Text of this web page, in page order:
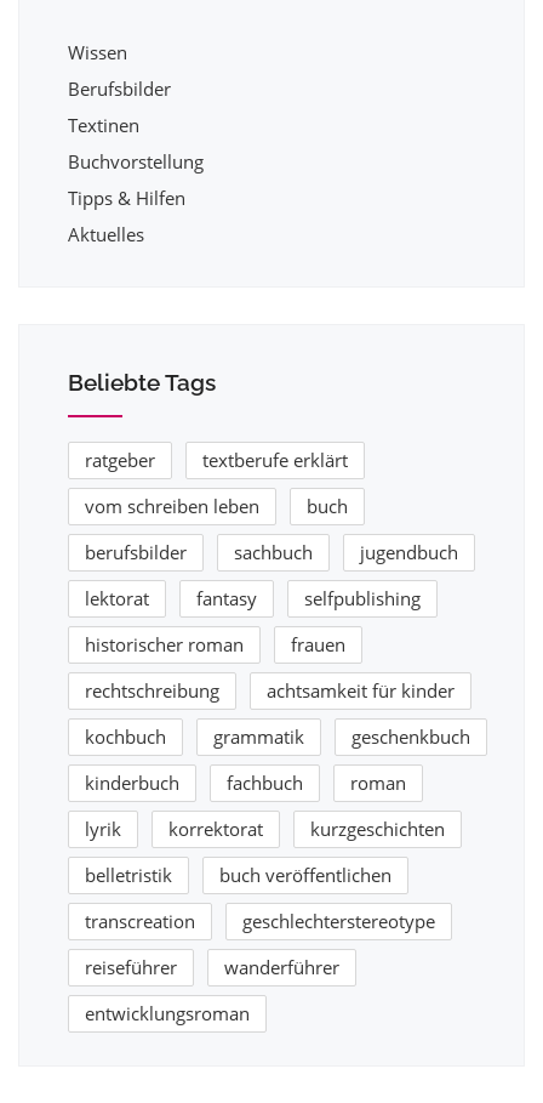
Wissen
Berufsbilder
Textinen
Buchvorstellung
Tipps & Hilfen
Aktuelles
Beliebte Tags
ratgeber
textberufe erklärt
vom schreiben leben
buch
berufsbilder
sachbuch
jugendbuch
lektorat
fantasy
selfpublishing
historischer roman
frauen
rechtschreibung
achtsamkeit für kinder
kochbuch
grammatik
geschenkbuch
kinderbuch
fachbuch
roman
lyrik
korrektorat
kurzgeschichten
belletristik
buch veröffentlichen
transcreation
geschlechterstereotype
reiseführer
wanderführer
entwicklungsroman